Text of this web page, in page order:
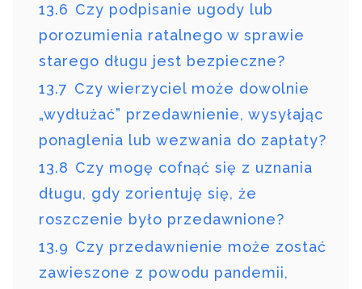
13.6 Czy podpisanie ugody lub
porozumienia ratalnego w sprawie
starego długu jest bezpieczne?
13.7 Czy wierzyciel może dowolnie
„wydłużać” przedawnienie, wysyłając
ponaglenia lub wezwania do zapłaty?
13.8 Czy mogę cofnąć się z uznania
długu, gdy zorientuję się, że
roszczenie było przedawnione?
13.9 Czy przedawnienie może zostać
zawieszone z powodu pandemii,